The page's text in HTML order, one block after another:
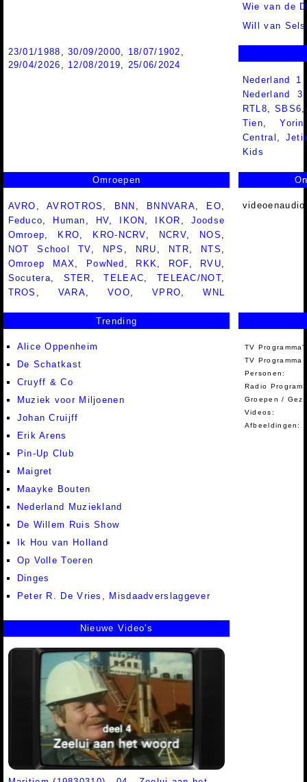
Wie van de
Will van
23/01/1988 ,30/09/2000, 18/07/1902 ,
29/04/2026 , 12/08/2019, 25/06/2024
Nederland 1
Nederland
RTL8 ,SBS6
Tien ,Yorin
Central
Kids
Omroepen
AVRO ,AVROTROS , BNN , BNNVARA, EO,
Feduco, Human , HV, IKON , IKOR , Joodse
Omroep, KRO, KRO-NCRV, NCRV, NOS ,
NOT School TV, NPS , NRU , NTR, NTS ,
Omroep MAX, PowNed , RKK, ROF, RVU,
Socutera, STER ,TELEAC, TELEAC/NOT,
TROS , VARA,VOO,VPRO,WNL
Trending
Alice Oppenheim
De Schatkast
Cruyff & Co
Muziek voor Miljoenen
Johan Cruijff
Erik Arens
Pin-Up Club
Maigret
Maayke Bouten
Nederland Muziekland
De Willem Ruis Show
Ik Hou van Holland
Op Volle Toeren
Dinges
Peter R. De Vries, Misdaadverslaggever
TV
TV Programma
Personen:
Radio
Groepen /
Videos:
Afbeeldingen:
Nieuwe Video's